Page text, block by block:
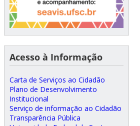
Acesso à Informação
Carta de Serviços ao Cidadão
Plano de Desenvolvimento
Institucional
Serviço de informação ao Cidadão
Transparência Pública